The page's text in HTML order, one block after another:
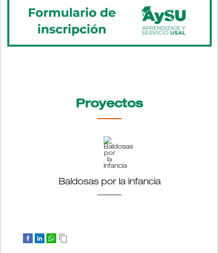
Proyectos
Baldosas por la infancia